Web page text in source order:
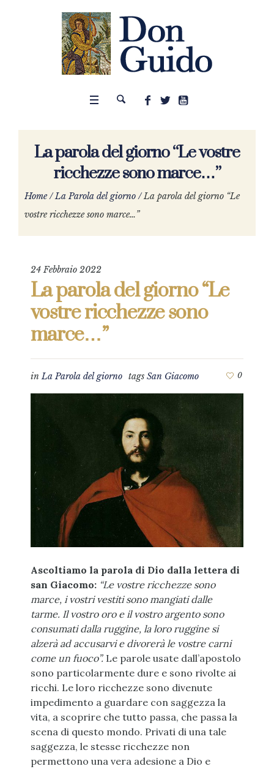
La parola del giorno “Le vostre
ricchezze sono marce…”
Home /La Parola del giorno /La parola del giorno “Le
vostre ricchezze sono marce…”
24 Febbraio 2022
La parola del giorno “Le
vostre ricchezze sono
marce…”
inLa Parola del giorno tags San Giacomo 0
Ascoltiamo la parola di Dio dalla lettera di
san Giacomo: “Le vostre ricchezze sono
marce, i vostri vestiti sono mangiati dalle
tarme. Il vostro oro e il vostro argento sono
consumati dalla ruggine, la loro ruggine si
alzerà ad accusarvi e divorerà le vostre carni
come un fuoco”.Le parole usate dall’apostolo
sono particolarmente dure e sono rivolte ai
ricchi. Le loro ricchezze sono divenute
impedimento a guardare con saggezza la
vita, a scoprire che tutto passa, che passa la
scena di questo mondo. Privati di una tale
saggezza, le stesse ricchezze non
permettono una vera adesione a Dio e